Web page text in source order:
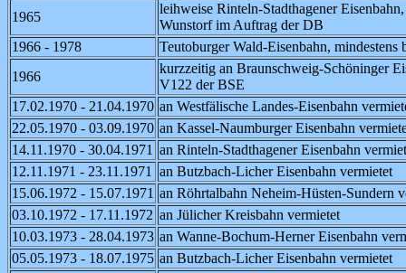
1965
leihweise Rinteln-Stadthagener
Wunstorf im Auftrag der DB
1966 - 1978
Teutoburger Wald-Eisenbahn,
1966
kurzzeitig an Braunschweig-Schöninger
V122 der BSE
17.02.1970 - 21.04.1970 an Westfälische Landes-Eisenbahn
22.05.1970 - 03.09.1970 an Kassel-Naumburger Eisenbahn
14.11.1970 - 30.04.1971 an Rinteln-Stadthagener Eisenbahn
12.11.1971 - 23.11.1971
an Butzbach-Licher Eisenbahn vermietet
15.06.1972 - 15.07.1971 an Röhrtalbahn Neheim-Hüsten-Sundern
03.10.1972 - 17.11.1972 an Jülicher Kreisbahn vermietet
10.03.1973 - 28.04.1973 an Wanne-Bochum-Herner Eisenbahn
05.05.1973 - 18.07.1975 an Butzbach-Licher Eisenbahn vermietet